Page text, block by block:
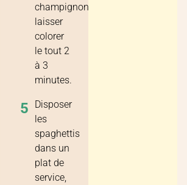
champignons,
laisser
colorer
le tout 2
à 3
minutes.
5
Disposer
les
spaghettis
dans un
plat de
service,